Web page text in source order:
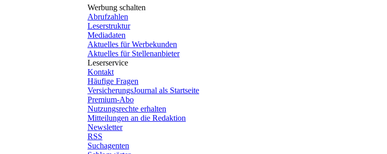
Werbung schalten
Abrufzahlen
Leserstruktur
Mediadaten
Aktuelles für Werbekunden
Aktuelles für Stellenanbieter
Leserservice
Kontakt
Häufige Fragen
VersicherungsJournal als Startseite
Premium-Abo
Nutzungsrechte erhalten
Mitteilungen an die Redaktion
Newsletter
RSS
Suchagenten